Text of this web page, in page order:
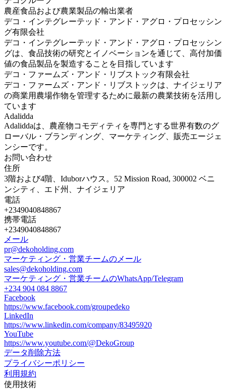
農産食品および農業製品の輸出業者
デコ・インテグレーテッド・アンド・アグロ・プロセッシン
グ有限会社
デコ・インテグレーテッド・アンド・アグロ・プロセッシン
グは、食品技術の研究とイノベーションを通じて、高付加価
値の食品製品を製造することを目指しています
デコ・ファームズ・アンド・リブストック有限会社
デコ・ファームズ・アンド・リブストックは、ナイジェリア
の商業用農場作物を管理するために最新の農業技術を活用し
ています
Adalidda
Adaliddaは、農産物コモディティを専門とする世界有数のグ
ローバル・ブランディング、マーケティング、販売エージェ
ンシーです。
お問い合わせ
住所
3階および4階、Iduborハウス。52 Mission Road, 300002 ベニ
ンシティ、エド州、ナイジェリア
電話
+2349040848867
携帯電話
+2349040848867
メール
pr@dekoholding.com
マーケティング・営業チームのメール
sales@dekoholding.com
マーケティング・営業チームのWhatsApp/Telegram
+234 904 084 8867
Facebook
https://www.facebook.com/groupedeko
LinkedIn
https://www.linkedin.com/company/83495920
YouTube
https://www.youtube.com/@DekoGroup
データ削除方法
プライバシーポリシー
利用規約
使用技術